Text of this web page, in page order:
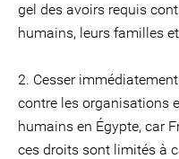
gel des avoirs requis
humains, leurs familles
2. Cesser
contre les organisations
humains en Égypte, car
ces droits sont limités à